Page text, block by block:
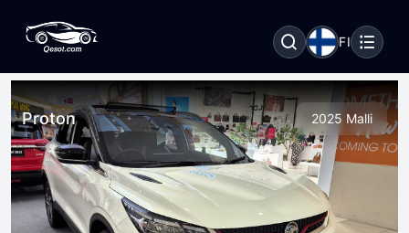
FI
Proton 2025 Malli